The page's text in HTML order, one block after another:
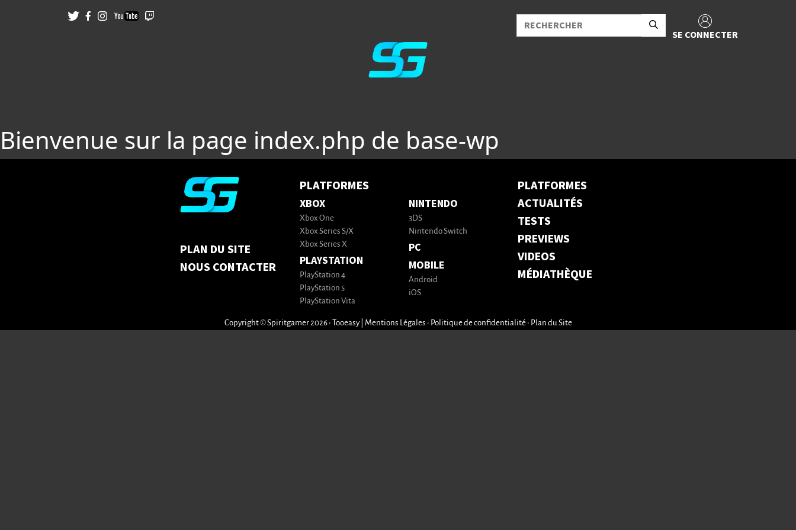
SE CONNECTER
Bienvenue sur la page index.php de base-wp
PLAN DU SITE
NOUS CONTACTER
PLATFORMES
XBOX
Xbox One
Xbox Series S/X
Xbox Series X
PLAYSTATION
PlayStation 4
PlayStation 5
PlayStation Vita
NINTENDO
3DS
Nintendo Switch
PC
MOBILE
Android
iOS
PLATFORMES
ACTUALITÉS
TESTS
PREVIEWS
VIDEOS
MÉDIATHÈQUE
Copyright © Spiritgamer 2026 • Tooeasy Mentions Légales • Politique de confidentialité• Plan du Site